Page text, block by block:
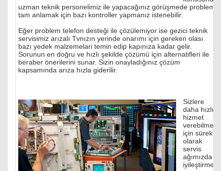
uzman teknik personelimiz ile yapacağınız görüşmede problemi
tam anlamak için bazı kontroller yapmanız istenebilir.
Eğer problem telefon desteği ile çözülemiyor ise gezici teknik
servisimiz arızalı Tvnızın yerinde onarımı için gereken olası
bazı yedek malzemelari temin edip kapınıza kadar gelir.
Sorunun en doğru ve hızlı şekilde çözümü için alternatifleri ile
beraber önerilerini sunar. Sizin onayladığınız çözüm
kapsamında arıza hızla giderilir.
Sizlere
daha hızlı
hizmet
verebilmek
için sürekli
olarak
servis
ağımızda
iyileştirmel